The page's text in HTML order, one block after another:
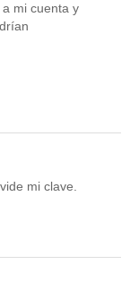
mi cuenta y
mi clave.